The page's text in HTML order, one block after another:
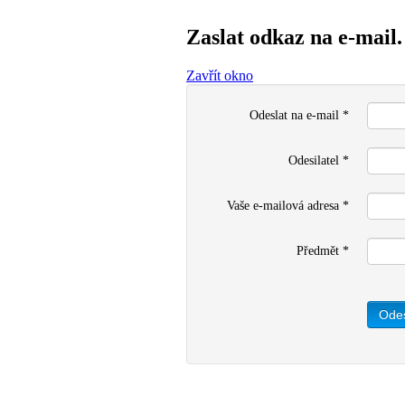
Zaslat odkaz na e-mail.
Zavřít okno
Odeslat na e-mail *
Odesilatel *
Vaše e-mailová adresa *
Předmět *